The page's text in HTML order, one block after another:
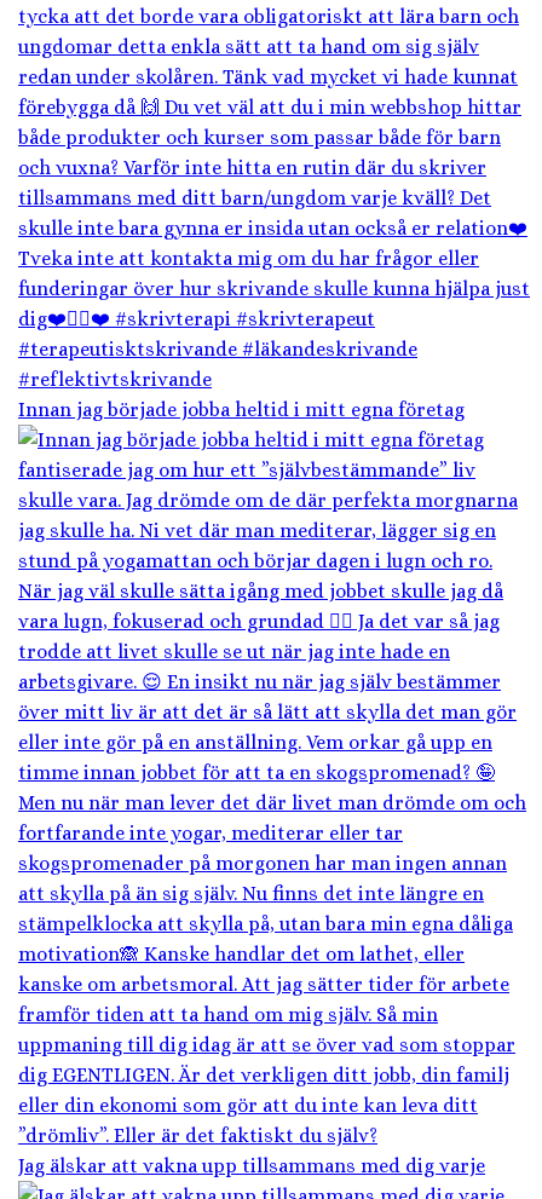
Innan jag började jobba heltid i mitt egna företag
Jag älskar att vakna upp tillsammans med dig varje